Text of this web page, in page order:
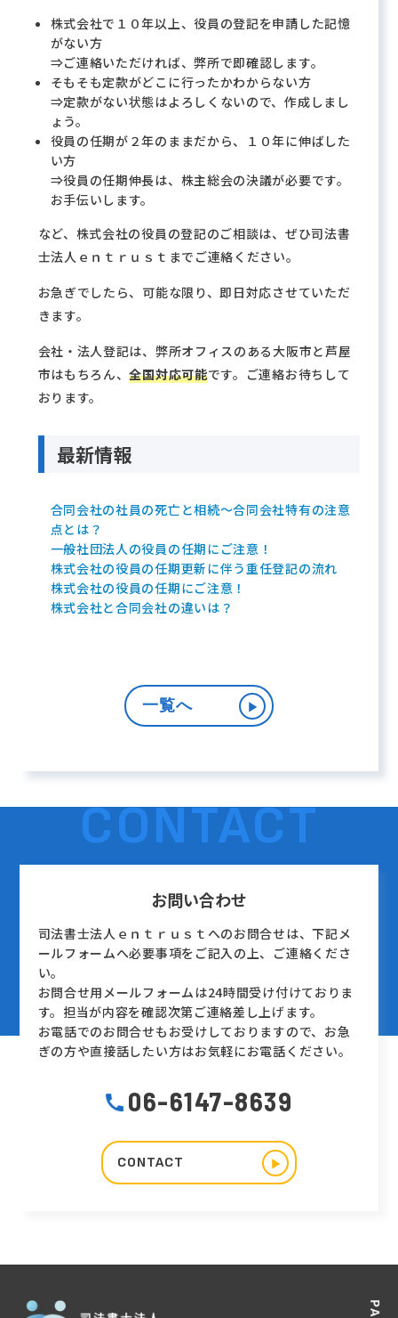
株式会社で１０年以上、役員の登記を申請した記憶
がない方
⇒ご連絡いただければ、弊所で即確認します。
そもそも定款がどこに行ったかわからない方
⇒定款がない状態はよろしくないので、作成しまし
ょう。
役員の任期が２年のままだから、１０年に伸ばした
い方
⇒役員の任期伸長は、株主総会の決議が必要です。
お手伝いします。
など、株式会社の役員の登記のご相談は、ぜひ司法書
士法人ｅｎｔｒｕｓｔまでご連絡ください。
お急ぎでしたら、可能な限り、即日対応させていただ
きます。
会社・法人登記は、弊所オフィスのある大阪市と芦屋
市はもちろん、全国対応可能です。ご連絡お待ちして
おります。
最新情報
合同会社の社員の死亡と相続～合同会社特有の注意
点とは？
一般社団法人の役員の任期にご注意！
株式会社の役員の任期更新に伴う重任登記の流れ
株式会社の役員の任期にご注意！
株式会社と合同会社の違いは？
一覧へ ▶︎
CONTACT
お問い合わせ
司法書士法人ｅｎｔｒｕｓｔへのお問合せは、下記メ
ールフォームへ必要事項をご記入の上、ご連絡くださ
い。
お問合せ用メールフォームは24時間受け付けておりま
す。担当が内容を確認次第ご連絡差し上げます。
お電話でのお問合せもお受けしておりますので、お急
ぎの方や直接話したい方はお気軽にお電話ください。
06-6147-8639
CONTACT ▶︎